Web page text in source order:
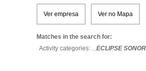
Ver empresa Ver no Mapa
Matches in the search for:
Activity categories: ...ECLIPSE